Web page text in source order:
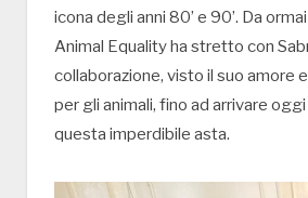
icona degli anni 80’ e 90’. Da
Animal Equality ha stretto con
collaborazione, visto il suo amore
per gli animali, fino ad arrivare oggi
questa imperdibile asta.